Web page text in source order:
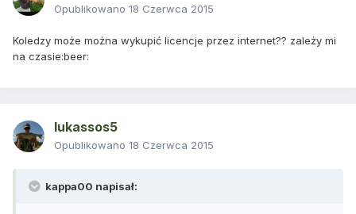
Opublikowano 18 Czerwca 2015
Koledzy może można wykupić licencje przez internet?? zależy mi
na czasie:beer:
lukassos5
Opublikowano 18 Czerwca 2015
kappa00 napisał: